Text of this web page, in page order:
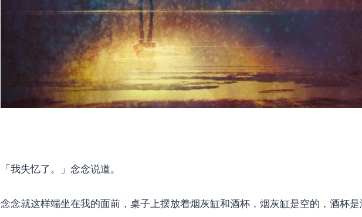
「我失忆了。」念念说道。
念念就这样端坐在我的面前，桌子上摆放着烟灰缸和酒杯，烟灰缸是空的，酒杯是